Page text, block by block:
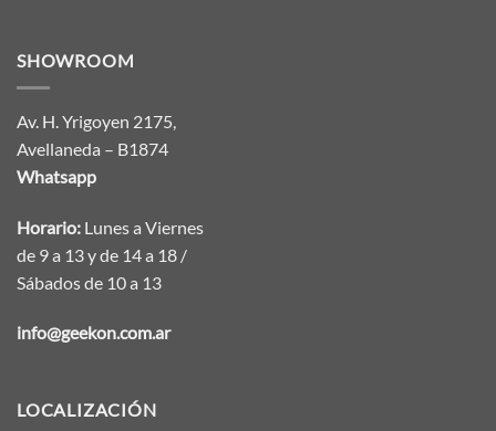
SHOWROOM
Av. H. Yrigoyen 2175,
Avellaneda – B1874
Whatsapp
Horario: Lunes a Viernes
de 9 a 13 y de 14 a 18 /
Sábados de 10 a 13
info@geekon.com.ar
LOCALIZACIÓN